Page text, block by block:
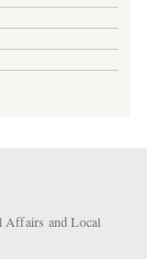
and Local